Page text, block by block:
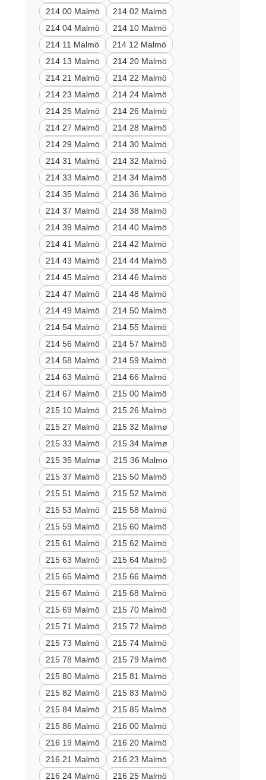
214 00 Malmö
214 02 Malmö
214 04 Malmö
214 10 Malmö
214 11 Malmö
214 12 Malmö
214 13 Malmö
214 20 Malmö
214 21 Malmö
214 22 Malmö
214 23 Malmö
214 24 Malmö
214 25 Malmö
214 26 Malmö
214 27 Malmö
214 28 Malmö
214 29 Malmö
214 30 Malmö
214 31 Malmö
214 32 Malmö
214 33 Malmö
214 34 Malmö
214 35 Malmö
214 36 Malmö
214 37 Malmö
214 38 Malmö
214 39 Malmö
214 40 Malmö
214 41 Malmö
214 42 Malmö
214 43 Malmö
214 44 Malmö
214 45 Malmö
214 46 Malmö
214 47 Malmö
214 48 Malmö
214 49 Malmö
214 50 Malmö
214 54 Malmö
214 55 Malmö
214 56 Malmö
214 57 Malmö
214 58 Malmö
214 59 Malmö
214 63 Malmö
214 66 Malmö
214 67 Malmö
215 00 Malmö
215 10 Malmö
215 26 Malmö
215 27 Malmö
215 32 Malmø
215 33 Malmö
215 34 Malmø
215 35 Malmø
215 36 Malmö
215 37 Malmö
215 50 Malmö
215 51 Malmö
215 52 Malmö
215 53 Malmö
215 58 Malmö
215 59 Malmö
215 60 Malmö
215 61 Malmö
215 62 Malmö
215 63 Malmö
215 64 Malmö
215 65 Malmö
215 66 Malmö
215 67 Malmö
215 68 Malmö
215 69 Malmö
215 70 Malmö
215 71 Malmö
215 72 Malmö
215 73 Malmö
215 74 Malmö
215 78 Malmö
215 79 Malmö
215 80 Malmö
215 81 Malmö
215 82 Malmö
215 83 Malmö
215 84 Malmö
215 85 Malmö
215 86 Malmö
216 00 Malmö
216 19 Malmö
216 20 Malmö
216 21 Malmö
216 23 Malmö
216 24 Malmö
216 25 Malmö